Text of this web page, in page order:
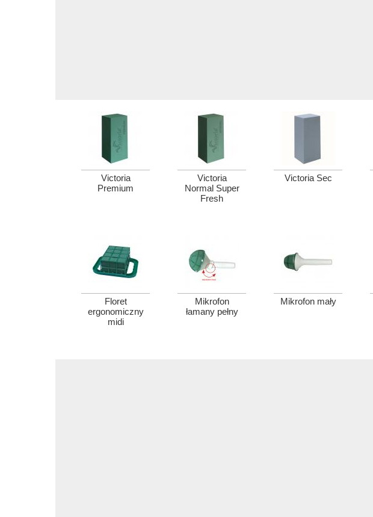
Victoria
Premium
Victoria
Normal Super
Fresh
Victoria Sec
Floret
ergonomiczny
midi
Mikrofon
łamany pełny
Mikrofon mały